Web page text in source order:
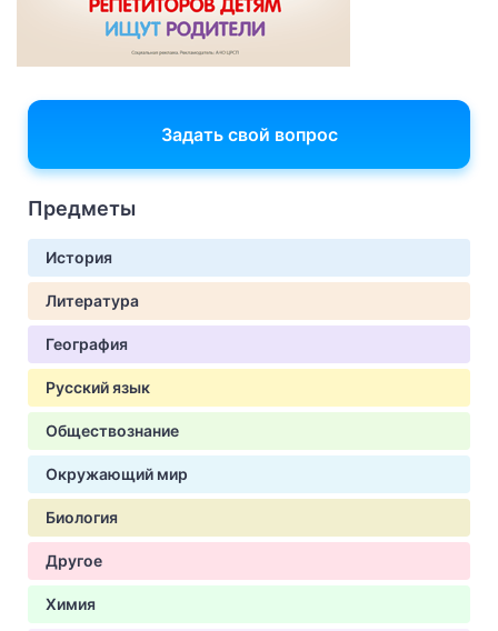
Задать свой вопрос
Предметы
История
Литература
География
Русский язык
Обществознание
Окружающий мир
Биология
Другое
Химия